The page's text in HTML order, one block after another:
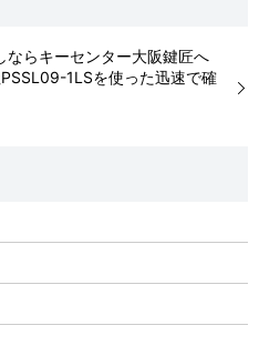
ならキーセンター大阪鍵匠へ
1LSを使った迅速で確